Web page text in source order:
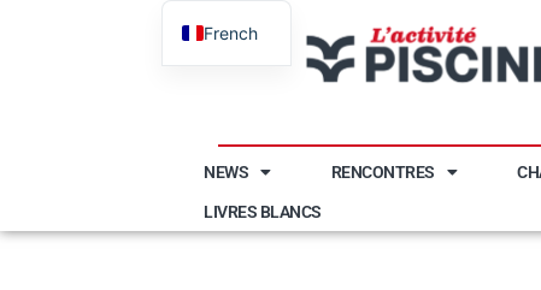
NEWS RENCONTRES
LIVRES BLANCS
French